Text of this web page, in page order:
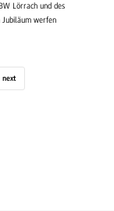
Lörrach und des
Jubiläum werfen
next